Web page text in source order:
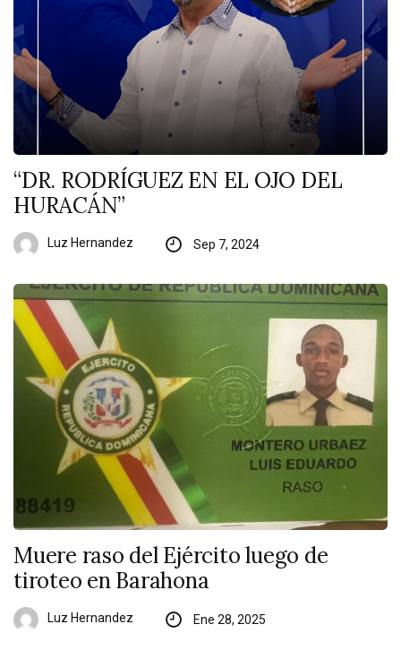
“DR. RODRÍGUEZ EN EL OJO DEL
HURACÁN”
Luz Hernandez Sep 7, 2024
Muere raso del Ejército luego de
tiroteo en Barahona
Luz Hernandez Ene 28, 2025